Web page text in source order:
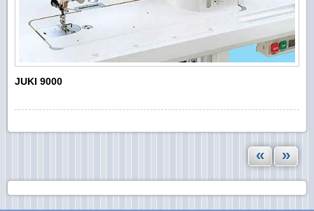
JUKI 9000
« »